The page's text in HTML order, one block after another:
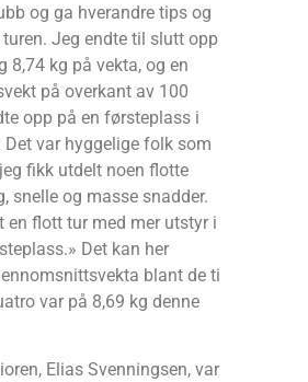
og ga hverandre tips og
Jeg endte til slutt opp
8,74 kg på vekta, og en
på overkant av 100
opp på en førsteplass i
var hyggelige folk som
fikk utdelt noen flotte
snelle og masse snadder.
en flott tur med mer utstyr i
Det kan her
blant de ti
var på 8,69 kg denne
Elias Svenningsen, var